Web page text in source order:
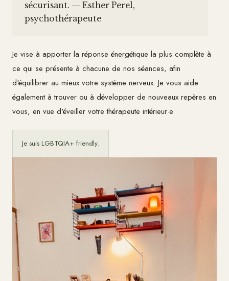
sécurisant. — Esther Perel,
psychothérapeute
Je vise à apporter la réponse énergétique la plus complète à
ce qui se présente à chacune de nos séances, afin
d'équilibrer au mieux votre système nerveux. Je vous aide
également à trouver ou à développer de nouveaux repères en
vous, en vue d'éveiller votre thérapeute intérieur·e.
Je suis LGBTQIA+ friendly.